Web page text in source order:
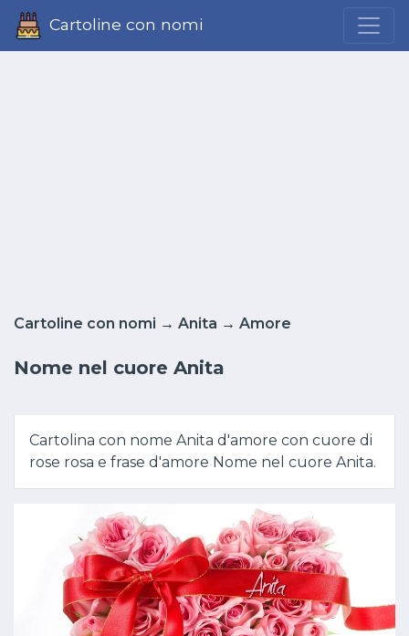
Cartoline con nomi
Cartoline con nomi → Anita → Amore
Nome nel cuore Anita
Cartolina con nome Anita d'amore con cuore di
rose rosa e frase d'amore Nome nel cuore Anita.